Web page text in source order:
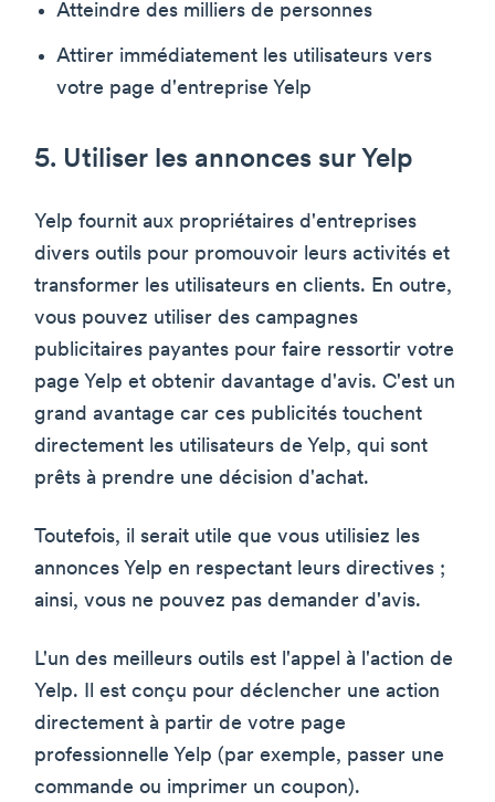
Atteindre des milliers de personnes
Attirer immédiatement les utilisateurs vers
votre page d'entreprise Yelp
5. Utiliser les annonces sur Yelp
Yelp fournit aux propriétaires d'entreprises
divers outils pour promouvoir leurs activités et
transformer les utilisateurs en clients. En outre,
vous pouvez utiliser des campagnes
publicitaires payantes pour faire ressortir votre
page Yelp et obtenir davantage d'avis. C'est un
grand avantage car ces publicités touchent
directement les utilisateurs de Yelp, qui sont
prêts à prendre une décision d'achat.
Toutefois, il serait utile que vous utilisiez les
annonces Yelp en respectant leurs directives ;
ainsi, vous ne pouvez pas demander d'avis.
L'un des meilleurs outils est l'appel à l'action de
Yelp. Il est conçu pour déclencher une action
directement à partir de votre page
professionnelle Yelp (par exemple, passer une
commande ou imprimer un coupon).